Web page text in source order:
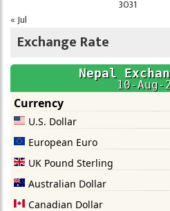
3031
« Jul
Exchange Rate